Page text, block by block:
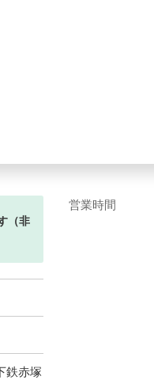
（非
鉄赤塚
営業時間